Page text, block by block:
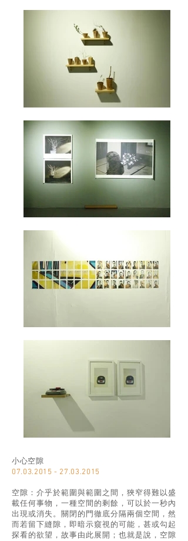
小心空隙
07.03.2015 - 27.03.2015
空隙：介乎於範圍與範圍之間，狹窄得難以盛
載任何事物，一種空間的剩餘，可以於一秒內
出現或消失。關閉的門徹底分隔兩個空間，然
而若留下縫隙，即暗示窺視的可能，甚或勾起
探看的欲望，故事由此展開；也就是說，空隙